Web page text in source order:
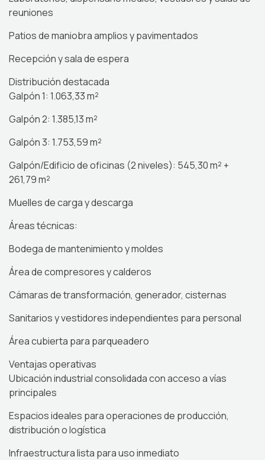
reuniones
Patios de maniobra amplios y pavimentados
Recepción y sala de espera
Distribución destacada
Galpón 1: 1.063,33 m²
Galpón 2: 1.385,13 m²
Galpón 3: 1.753,59 m²
Galpón/Edificio de oficinas (2 niveles): 545,30 m² +
261,79 m²
Muelles de carga y descarga
Áreas técnicas:
Bodega de mantenimiento y moldes
Área de compresores y calderos
Cámaras de transformación, generador, cisternas
Sanitarios y vestidores independientes para personal
Área cubierta para parqueadero
Ventajas operativas
Ubicación industrial consolidada con acceso a vías
principales
Espacios ideales para operaciones de producción,
distribución o logística
Infraestructura lista para uso inmediato